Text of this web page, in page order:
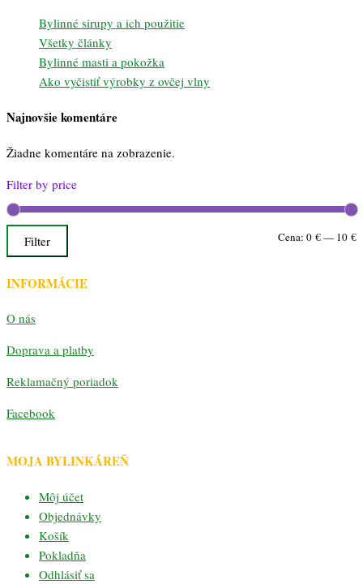
Bylinné sirupy a ich použitie
Všetky články
Bylinné masti a pokožka
Ako vyčistiť výrobky z ovčej vlny
Najnovšie komentáre
Žiadne komentáre na zobrazenie.
Filter by price
Filter Cena: 0 €— 10 €
INFORMÁCIE
O nás
Doprava a platby
Reklamačný poriadok
Facebook
MOJA BYLINKÁREŇ
Môj účet
Objednávky
Košík
Pokladňa
Odhlásiť sa